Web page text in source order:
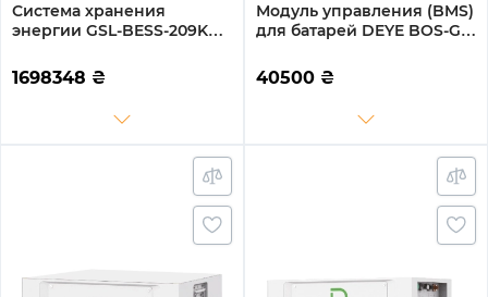
Система хранения
энергии GSL-BESS-209K
LiFePO4 IP65, Fire
Extinguisher,
channel (GSL-BESS-209K)
1698348 ₴
Модуль управления (BMS)
для батарей DEYE BOS-G
40500 ₴